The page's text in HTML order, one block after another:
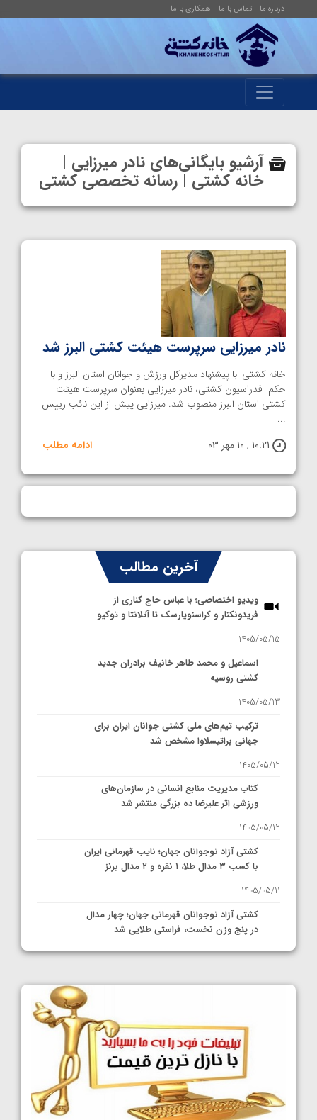
درباره ما تماس با ما همکاری با ما
آرشیو بایگانی‌های نادر میرزایی |
خانه کشتی | رسانه تخصصی کشتی
نادر میرزایی سرپرست هیئت کشتی البرز شد
خانه کشتی| با پیشنهاد مدیرکل ورزش و جوانان استان البرز و با
حکم فدراسیون کشتی، نادر میرزایی بعنوان سرپرست هیئت
کشتی استان البرز منصوب شد. میرزایی پیش از این نائب رییس
...
10:21 , 10 مهر 03
ادامه مطلب
آخرین مطالب
ویدیو اختصاصی؛ با عباس حاج کناری از
فریدونکنار و کراسنویارسک تا آتلانتا و توکیو
1405/05/15
اسماعیل و محمد طاهر خانیف برادران جدید
کشتی روسیه
1405/05/13
ترکیب تیم‌های ملی کشتی جوانان ایران برای
جهانی براتیسلاوا مشخص شد
1405/05/12
کتاب مدیریت منابع انسانی در سازمان‌های
ورزشی اثر علیرضا ده بزرگی منتشر شد
1405/05/12
کشتی آزاد نوجوانان جهان؛ نایب قهرمانی ایران
با کسب ۳ مدال طلا، ۱ نقره و ۲ مدال برنز
1405/05/11
کشتی آزاد نوجوانان قهرمانی جهان؛ چهار مدال
در پنج وزن نخست، فراستی طلایی شد
1405/05/11
کشتی آزاد نوجوانان جهان؛ رقبای نمایندگان
ایران مشخص شدند
1405/05/08
کشتی فرنگی نوجوانان جهان؛ سکوی تیمی